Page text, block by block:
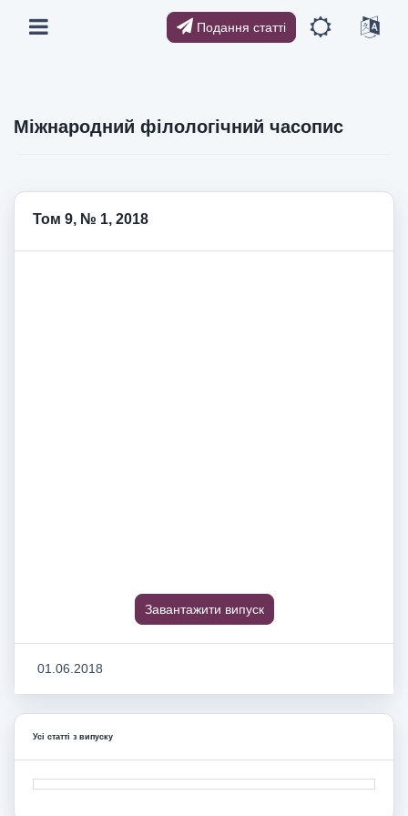
Подання статті
Міжнародний філологічний часопис
Том 9, № 1, 2018
Завантажити випуск
01.06.2018
Усі статті з випуску